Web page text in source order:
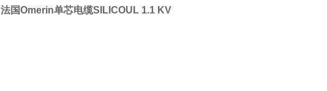
法国Omerin单芯电缆SILICOUL 1.1 KV